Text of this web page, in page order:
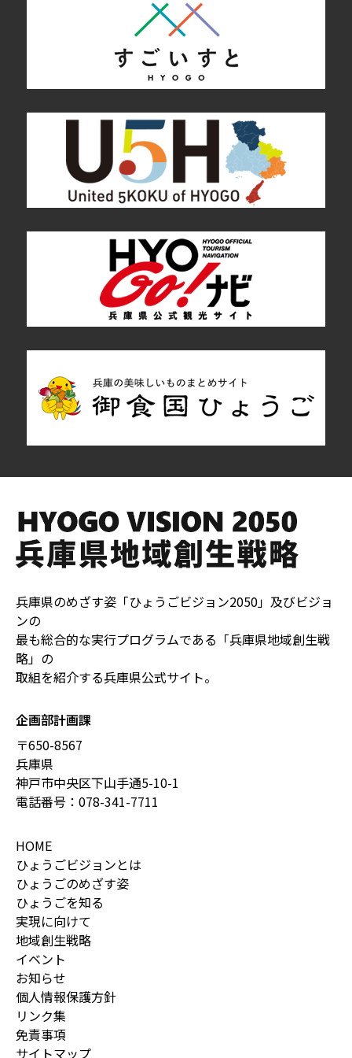
兵庫県のめざす姿「ひょうごビジョン2050」及びビジョ
ンの
最も総合的な実行プログラムである「兵庫県地域創生戦
略」の
取組を紹介する兵庫県公式サイト。
企画部計画課
〒650-8567
兵庫県
神戸市中央区下山手通5-10-1
電話番号： 078-341-7711
HOME
ひょうごビジョンとは
ひょうごのめざす姿
ひょうごを知る
実現に向けて
地域創生戦略
イベント
お知らせ
個人情報保護方針
リンク集
免責事項
サイトマップ